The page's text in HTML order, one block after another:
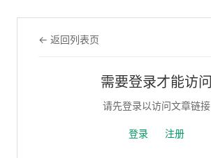
← 返回列表页
需要登录才能访问
请先登录以访问文章链接
登录 注册